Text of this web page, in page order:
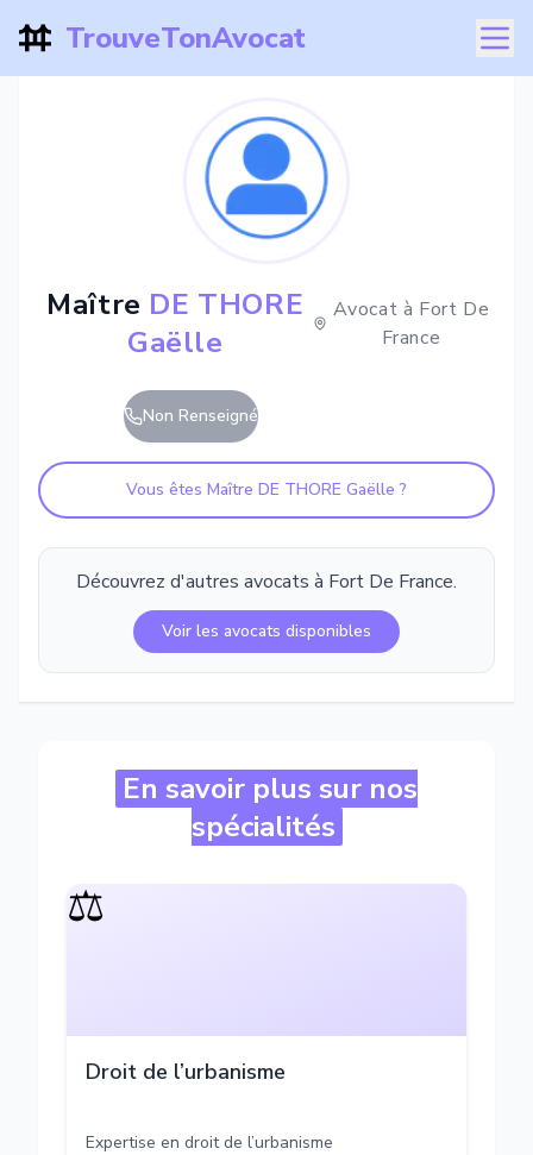
TrouveTonAvocat
Maître DE THORE
Gaëlle
Avocat à Fort De
France
Non Renseigné
Vous êtes Maître DE THORE Gaëlle ?
Découvrez d'autres avocats à Fort De France.
Voir les avocats disponibles
En savoir plus sur nos
spécialités
⚖️
Droit de l’urbanisme
Expertise en droit de l’urbanisme